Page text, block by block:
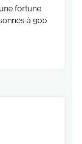
fortune
à 900